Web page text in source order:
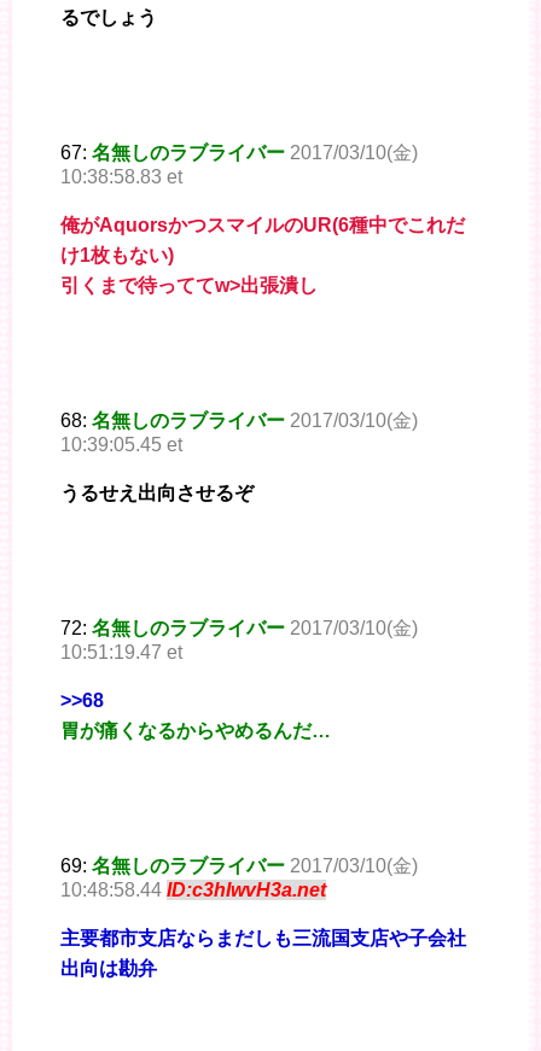
るでしょう
67: 名無しのラブライバー 2017/03/10(金)
10:38:58.83 et
俺がAquorsかつスマイルのUR(6種中でこれだ
け1枚もない)
引くまで待っててw>出張潰し
68: 名無しのラブライバー 2017/03/10(金)
10:39:05.45 et
うるせえ出向させるぞ
72: 名無しのラブライバー 2017/03/10(金)
10:51:19.47 et
>>68
胃が痛くなるからやめるんだ…
69: 名無しのラブライバー 2017/03/10(金)
10:48:58.44 ID:c3hIwvH3a.net
主要都市支店ならまだしも三流国支店や子会社
出向は勘弁